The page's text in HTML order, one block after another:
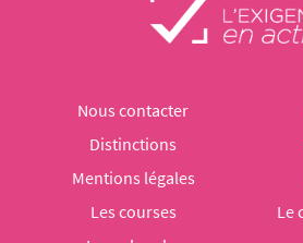
Nous contacter
Distinctions
Mentions légales
Les courses
Le